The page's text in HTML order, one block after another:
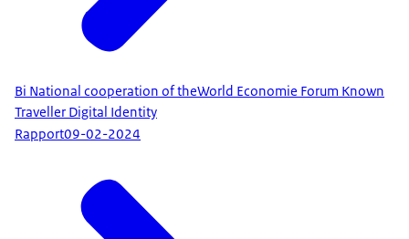
Bi National cooperation of theWorld Economie Forum Known
Traveller Digital Identity
Rapport09-02-2024